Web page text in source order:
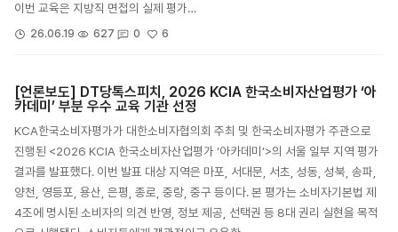
이번 교육은 지방직 면접의 실제 평가…
26.06.19 627 0 6
[언론보도] DT당톡스피치, 2026 KCIA 한국소비자산업평가 ‘아
카데미’ 부분 우수 교육 기관 선정
KCA한국소비자평가가 대한소비자협의회 주최 및 한국소비자평가 주관으로
진행된 <2026 KCIA 한국소비자산업평가 ‘아카데미’>의 서울 일부 지역 평가
결과를 발표했다. 이번 발표 대상 지역은 마포, 서대문, 서초, 성동, 성북, 송파,
양천, 영등포, 용산, 은평, 종로, 중랑, 중구 등이다. 본 평가는 소비자기본법 제
4조에 명시된 소비자의 의견 반영, 정보 제공, 선택권 등 8대 권리 실현을 목적